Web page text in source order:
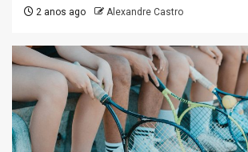
2 anos ago Alexandre Castro